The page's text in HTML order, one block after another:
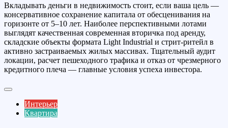
Вкладывать деньги в недвижимость стоит, если ваша цель —
консервативное сохранение капитала от обесценивания на
горизонте от 5–10 лет. Наиболее перспективными лотами
выглядят качественная современная вторичка под аренду,
складские объекты формата Light Industrial и стрит-ритейл в
активно застраиваемых жилых массивах. Тщательный аудит
локации, расчет пешеходного трафика и отказ от чрезмерного
кредитного плеча — главные условия успеха инвестора.
Интерьер
Квартира